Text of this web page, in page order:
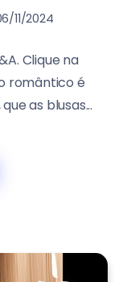
11/2024
Clique na
romântico é
as blusas...